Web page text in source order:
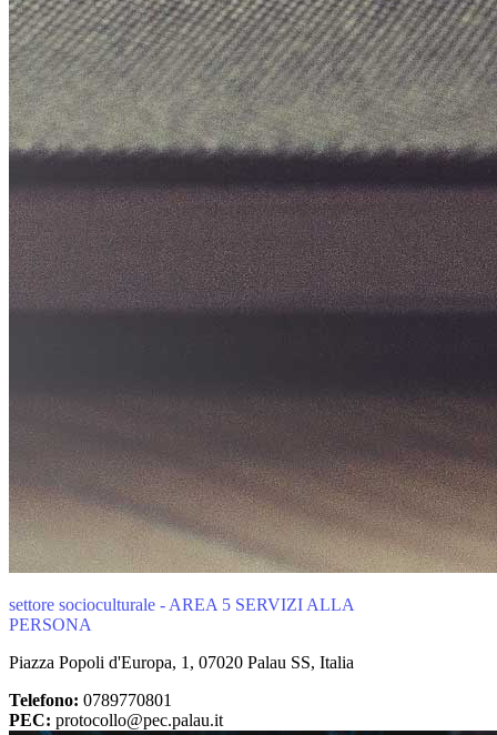
settore socioculturale - AREA 5 SERVIZI ALLA
PERSONA
Piazza Popoli d'Europa, 1, 07020 Palau SS, Italia
Telefono: 0789770801
PEC: protocollo@pec.palau.it